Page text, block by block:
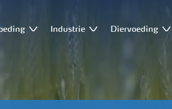
Industrie Diervoeding